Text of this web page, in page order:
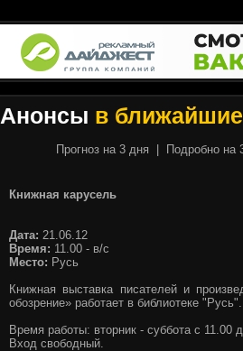
Анонсы в
Прогноз на 3 дня Подробно на
Книжная карусель
Дата: 21.06.12
Время: 11.00 - в/с
Место: Русь
Книжная выставка писателей и
обозрение» работает в библиотеке "Русь".
Время работы: вторник - суббота с 11.00
Вход свободный.